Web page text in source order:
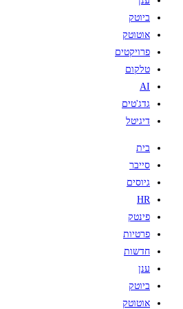
ביוטק
אוטוטק
פרויקטים
טלקום
AI
גדג'טים
דיגיטל
בית
סייבר
גיוסים
HR
פינטק
פרטיות
חדשות
ענן
ביוטק
אוטוטק